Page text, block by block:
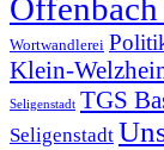
Offenbach
Wortwandlerei
Klein-
Seligenstadt TGS
Seligenstadt